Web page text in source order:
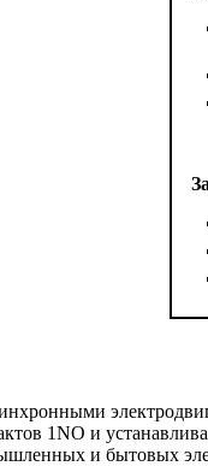
1NO и
и бытовых